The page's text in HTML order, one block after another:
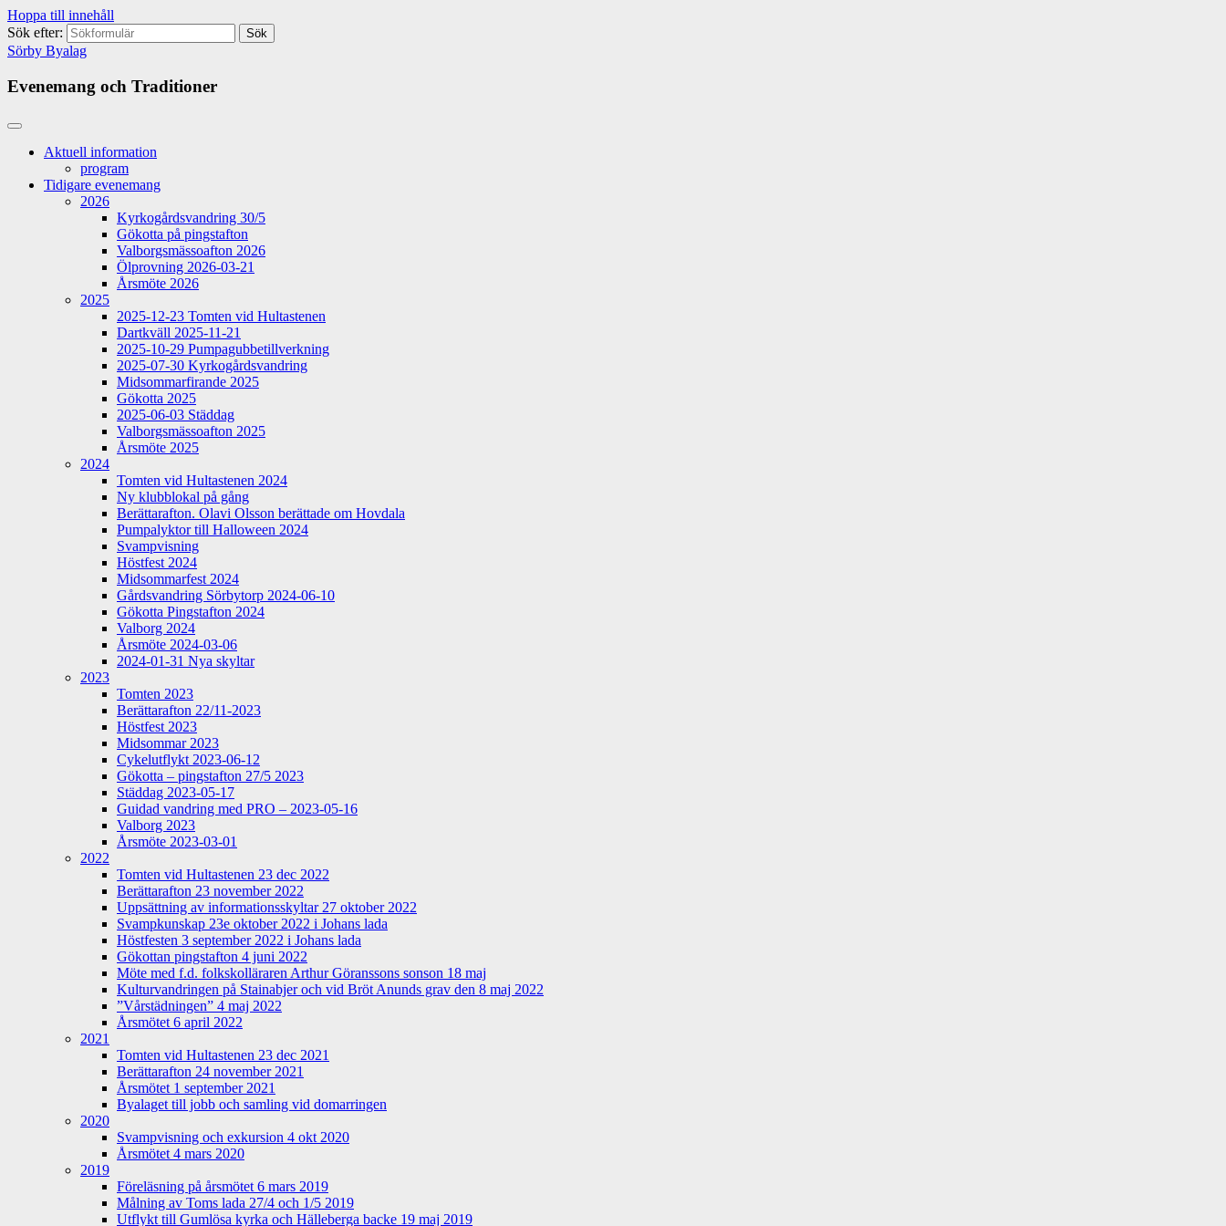
Hoppa till innehåll
Sök efter:
Sörby Byalag
Evenemang och Traditioner
Aktuell information
program
Tidigare evenemang
2026
Kyrkogårdsvandring 30/5
Gökotta på pingstafton
Valborgsmässoafton 2026
Ölprovning 2026-03-21
Årsmöte 2026
2025
2025-12-23 Tomten vid Hultastenen
Dartkväll 2025-11-21
2025-10-29 Pumpagubbetillverkning
2025-07-30 Kyrkogårdsvandring
Midsommarfirande 2025
Gökotta 2025
2025-06-03 Städdag
Valborgsmässoafton 2025
Årsmöte 2025
2024
Tomten vid Hultastenen 2024
Ny klubblokal på gång
Berättarafton. Olavi Olsson berättade om Hovdala
Pumpalyktor till Halloween 2024
Svampvisning
Höstfest 2024
Midsommarfest 2024
Gårdsvandring Sörbytorp 2024-06-10
Gökotta Pingstafton 2024
Valborg 2024
Årsmöte 2024-03-06
2024-01-31 Nya skyltar
2023
Tomten 2023
Berättarafton 22/11-2023
Höstfest 2023
Midsommar 2023
Cykelutflykt 2023-06-12
Gökotta – pingstafton 27/5 2023
Städdag 2023-05-17
Guidad vandring med PRO – 2023-05-16
Valborg 2023
Årsmöte 2023-03-01
2022
Tomten vid Hultastenen 23 dec 2022
Berättarafton 23 november 2022
Uppsättning av informationsskyltar 27 oktober 2022
Svampkunskap 23e oktober 2022 i Johans lada
Höstfesten 3 september 2022 i Johans lada
Gökottan pingstafton 4 juni 2022
Möte med f.d. folkskolläraren Arthur Göranssons sonson 18 maj
Kulturvandringen på Stainabjer och vid Bröt Anunds grav den 8 maj 2022
”Vårstädningen” 4 maj 2022
Årsmötet 6 april 2022
2021
Tomten vid Hultastenen 23 dec 2021
Berättarafton 24 november 2021
Årsmötet 1 september 2021
Byalaget till jobb och samling vid domarringen
2020
Svampvisning och exkursion 4 okt 2020
Årsmötet 4 mars 2020
2019
Föreläsning på årsmötet 6 mars 2019
Målning av Toms lada 27/4 och 1/5 2019
Utflykt till Gumlösa kyrka och Hälleberga backe 19 maj 2019